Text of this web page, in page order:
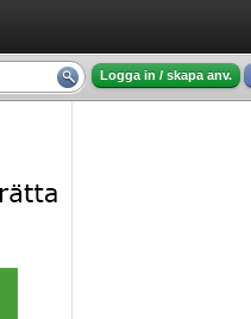
Logga in / skapa anv.